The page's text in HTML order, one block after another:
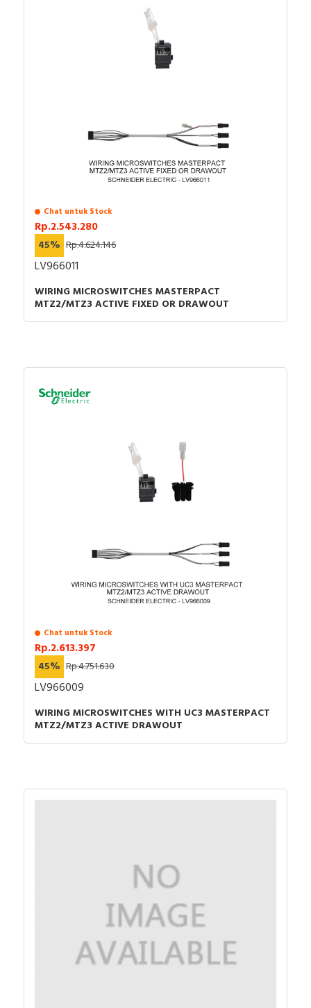
Chat untuk Stock
Rp.2.543.280
45% Rp.4.624.146
LV966011
WIRING MICROSWITCHES MASTERPACT
MTZ2/MTZ3 ACTIVE FIXED OR DRAWOUT
Chat untuk Stock
Rp.2.613.397
45% Rp.4.751.630
LV966009
WIRING MICROSWITCHES WITH UC3 MASTERPACT
MTZ2/MTZ3 ACTIVE DRAWOUT